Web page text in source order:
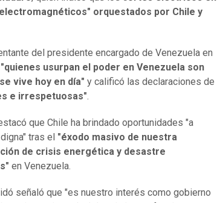
orquestados por Chile y
del presidente encargado de Venezuela en
"quienes usurpan el poder en Venezuela son
vive hoy en día" y calificó las declaraciones de
e irrespetuosas".
que Chile ha brindado oportunidades "a
tras el "éxodo masivo de nuestra
de crisis energética y desastre
en Venezuela.
señaló que "es nuestro interés como gobierno